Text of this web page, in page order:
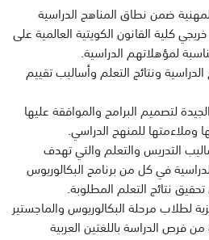
ضمن نطاق المناهج الدراسية
كلية القانون الكويتية العالمية على
لمؤهلاتهم الدراسية.
ونتائج التعلم وأساليب تقييم
لتصميم البرامج والموافقة عليها
وملاءمتها للمنهج الدراسي.
التدريس والتعلم والتي تهدف
في كل من برنامج البكالوريوس
نتائج التعلم المطلوبة.
لطلاب مرحلة البكالوريوس والماجستير
فرص الدراسة باللغتين العربية